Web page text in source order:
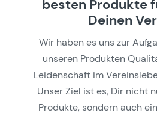
besten Produkte
Deinen
Wir haben es uns zur
unseren Produkten
Leidenschaft im
Unser Ziel ist es, Dir nicht
Produkte, sondern auch